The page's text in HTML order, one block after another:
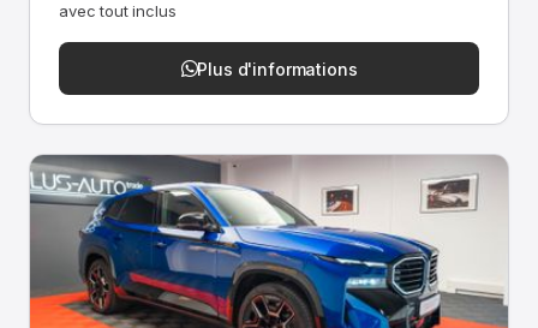
avec tout inclus
Plus d'informations